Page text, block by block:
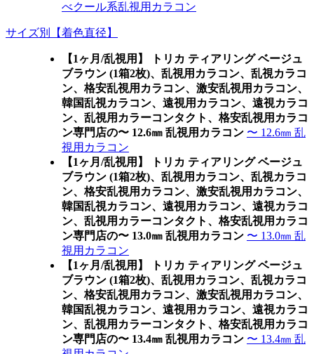
べクール系乱視用カラコン
サイズ別【着色直径】
【1ヶ月/乱視用】 トリカ ティアリング ベージュ
ブラウン (1箱2枚)、乱視用カラコン、乱視カラコ
ン、格安乱視用カラコン、激安乱視用カラコン、
韓国乱視カラコン、遠視用カラコン、遠視カラコ
ン、乱視用カラーコンタクト、格安乱視用カラコ
ン専門店の〜 12.6㎜ 乱視用カラコン 〜 12.6㎜ 乱
視用カラコン
【1ヶ月/乱視用】 トリカ ティアリング ベージュ
ブラウン (1箱2枚)、乱視用カラコン、乱視カラコ
ン、格安乱視用カラコン、激安乱視用カラコン、
韓国乱視カラコン、遠視用カラコン、遠視カラコ
ン、乱視用カラーコンタクト、格安乱視用カラコ
ン専門店の〜 13.0㎜ 乱視用カラコン 〜 13.0㎜ 乱
視用カラコン
【1ヶ月/乱視用】 トリカ ティアリング ベージュ
ブラウン (1箱2枚)、乱視用カラコン、乱視カラコ
ン、格安乱視用カラコン、激安乱視用カラコン、
韓国乱視カラコン、遠視用カラコン、遠視カラコ
ン、乱視用カラーコンタクト、格安乱視用カラコ
ン専門店の〜 13.4㎜ 乱視用カラコン 〜 13.4㎜ 乱